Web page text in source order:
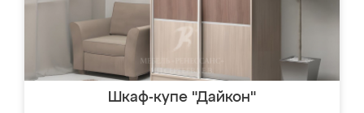
Шкаф-купе "Дайкон"